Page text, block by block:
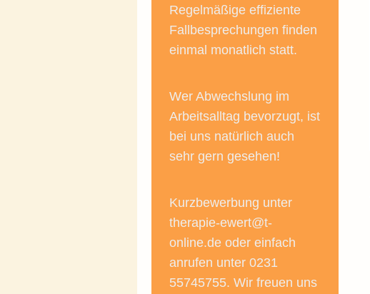
Regelmäßige effiziente
Fallbesprechungen finden
einmal monatlich statt.
Wer Abwechslung im
Arbeitsalltag bevorzugt, ist
bei uns natürlich auch
sehr gern gesehen!
Kurzbewerbung unter
therapie-ewert@t-
online.de oder einfach
anrufen unter 0231
55745755. Wir freuen uns